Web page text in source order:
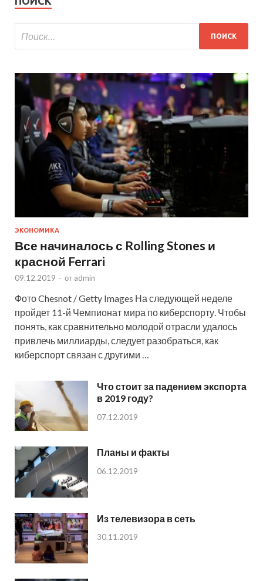
ЭКОНОМИКА
Все начиналось с Rolling Stones и
красной Ferrari
09.12.2019 - от admin
Фото Chesnot / Getty Images На следующей неделе
пройдет 11-й Чемпионат мира по киберспорту. Чтобы
понять, как сравнительно молодой отрасли удалось
привлечь миллиарды, следует разобраться, как
киберспорт связан с другими …
Что стоит за падением экспорта
в 2019 году?
07.12.2019
Планы и факты
06.12.2019
Из телевизора в сеть
30.11.2019